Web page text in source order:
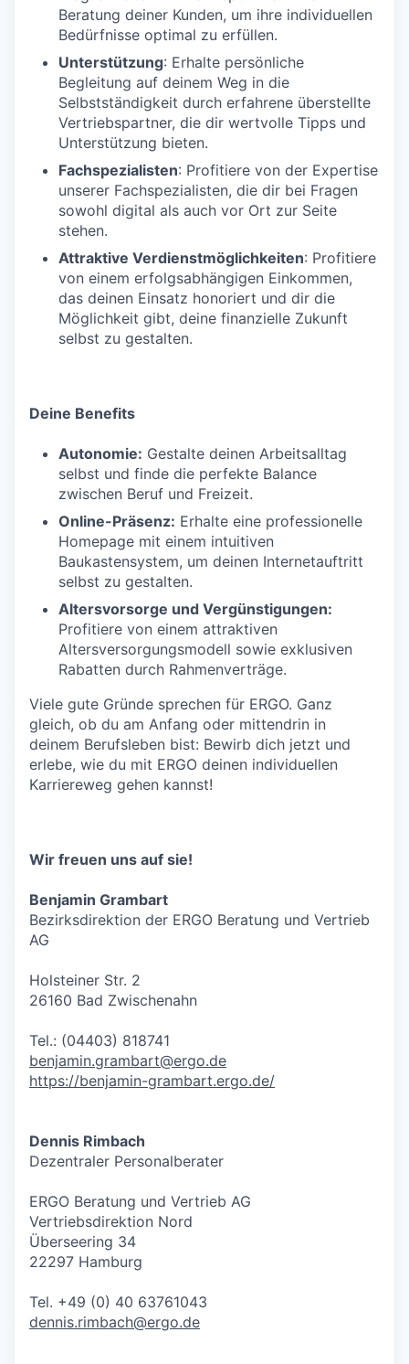
Beratung deiner Kunden, um ihre individuellen
Bedürfnisse optimal zu erfüllen.
Unterstützung: Erhalte persönliche
Begleitung auf deinem Weg in die
Selbstständigkeit durch erfahrene überstellte
Vertriebspartner, die dir wertvolle Tipps und
Unterstützung bieten.
Fachspezialisten: Profitiere von der Expertise
unserer Fachspezialisten, die dir bei Fragen
sowohl digital als auch vor Ort zur Seite
stehen.
Attraktive Verdienstmöglichkeiten: Profitiere
von einem erfolgsabhängigen Einkommen,
das deinen Einsatz honoriert und dir die
Möglichkeit gibt, deine finanzielle Zukunft
selbst zu gestalten.
Deine Benefits
Autonomie: Gestalte deinen Arbeitsalltag
selbst und finde die perfekte Balance
zwischen Beruf und Freizeit.
Online-Präsenz: Erhalte eine professionelle
Homepage mit einem intuitiven
Baukastensystem, um deinen Internetauftritt
selbst zu gestalten.
Altersvorsorge und Vergünstigungen:
Profitiere von einem attraktiven
Altersversorgungsmodell sowie exklusiven
Rabatten durch Rahmenverträge.
Viele gute Gründe sprechen für ERGO. Ganz
gleich, ob du am Anfang oder mittendrin in
deinem Berufsleben bist: Bewirb dich jetzt und
erlebe, wie du mit ERGO deinen individuellen
Karriereweg gehen kannst!
Wir freuen uns auf sie!
Benjamin Grambart
Bezirksdirektion der ERGO Beratung und Vertrieb
AG
Holsteiner Str. 2
26160 Bad Zwischenahn
Tel.: (04403) 818741
benjamin.grambart@ergo.de
https://benjamin-grambart.ergo.de/
Dennis Rimbach
Dezentraler Personalberater
ERGO Beratung und Vertrieb AG
Vertriebsdirektion Nord
Überseering 34
22297 Hamburg
Tel. +49 (0) 40 63761043
dennis.rimbach@ergo.de